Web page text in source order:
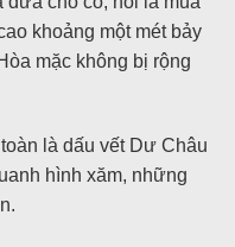
khoảng một mét bảy
mặc không bị rộng
là dấu vết Dư Châu
hình xăm, những